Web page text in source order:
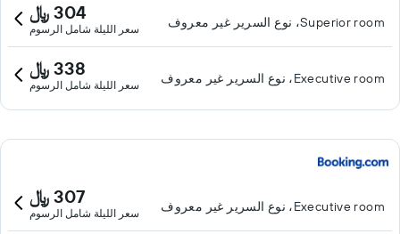
Superior room، نوع السرير غير معروف 304 ﷼
سعر الليلة شامل الرسوم
Executive room، نوع السرير غير معروف 338 ﷼
سعر الليلة شامل الرسوم
Executive room، نوع السرير غير معروف 307 ﷼
سعر الليلة شامل الرسوم